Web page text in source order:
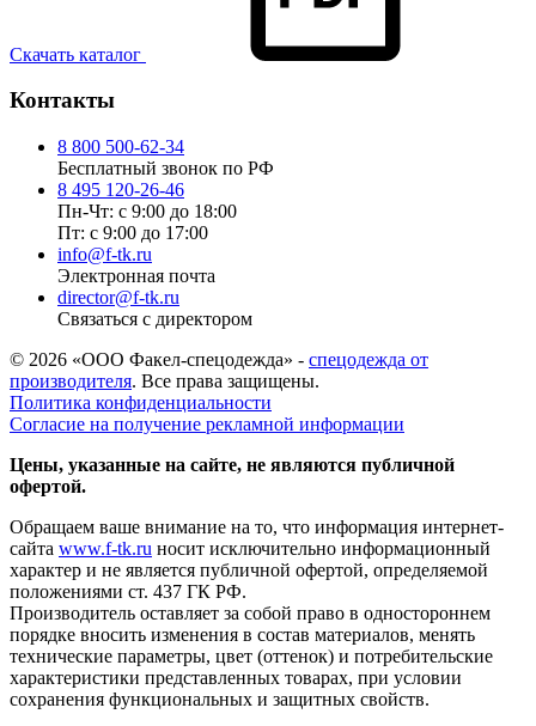
Скачать каталог
Контакты
8 800 500-62-34
Бесплатный звонок по РФ
8 495 120-26-46
Пн-Чт: с 9:00 до 18:00
Пт: с 9:00 до 17:00
info@f-tk.ru
Электронная почта
director@f-tk.ru
Связаться с директором
© 2026 «ООО Факел-спецодежда» - спецодежда от
производителя. Все права защищены.
Политика конфиденциальности
Согласие на получение рекламной информации
Цены, указанные на сайте, не являются публичной
офертой.
Обращаем ваше внимание на то, что информация интернет-
сайта www.f-tk.ru носит исключительно информационный
характер и не является публичной офертой, определяемой
положениями ст. 437 ГК РФ.
Производитель оставляет за собой право в одностороннем
порядке вносить изменения в состав материалов, менять
технические параметры, цвет (оттенок) и потребительские
характеристики представленных товарах, при условии
сохранения функциональных и защитных свойств.